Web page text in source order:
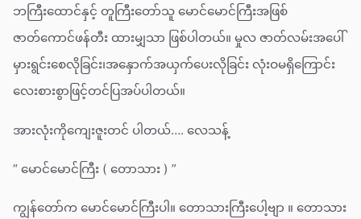
ဘကြီးထောင်နှင့် တူကြီးတော်သူ မောင်မောင်ကြီးအဖြစ်
ဇာတ်ကောင်ဖန်တီး ထားမျှသာ ဖြစ်ပါတယ်။ မှုလ ဇာတ်လမ်းအပေါ်
မှားရွင်းစေလိုခြင်း၊အနှောက်အယှက်ပေးလိုခြင်း လုံးဝမရှိကြောင်း
လေးစားစွာဖြင့်တင်ပြအပ်ပါတယ်။
အားလုံးကိုကျေးဇူးတင် ပါတယ်…. လေသန့်
“ မောင်မောင်ကြီး ( တောသား ) ”
ကျွန်တော်က မောင်မောင်ကြီးပါ။ တောသားကြီးပေါ့ဗျာ ။ တောသား